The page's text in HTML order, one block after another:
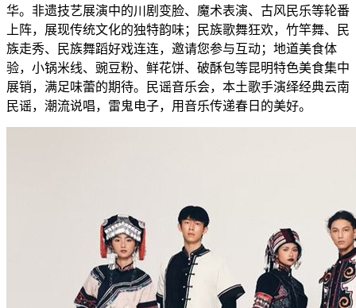
华。非遗技艺展演中的川剧变脸、魔术表演、古风民乐等轮番
上阵，展现传统文化的独特韵味；民族歌舞狂欢，竹竿舞、民
族走秀、民族舞蹈好戏连连，邀请您参与互动；地道美食体
验，小锅米线、豌豆粉、鲜花饼、破酥包等昆明特色美食集中
展销，满足味蕾的期待。民谣音乐会，本土歌手演绎经典云南
民谣，潮流说唱，雷鬼电子，用音乐传递春日的美好。